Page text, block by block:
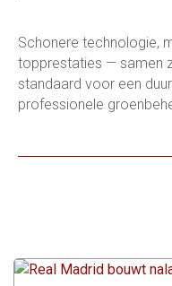
Schonere technologie,
topprestaties — samen
standaard voor een
professionele